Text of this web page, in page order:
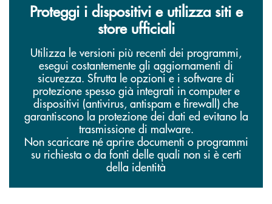
Proteggi i dispositivi e utilizza siti e
store ufficiali
Utilizza le versioni più recenti dei programmi,
esegui costantemente gli aggiornamenti di
sicurezza. Sfrutta le opzioni e i software di
protezione spesso già integrati in computer e
dispositivi (antivirus, antispam e firewall) che
garantiscono la protezione dei dati ed evitano la
trasmissione di malware.
Non scaricare né aprire documenti o programmi
su richiesta o da fonti delle quali non si è certi
della identità